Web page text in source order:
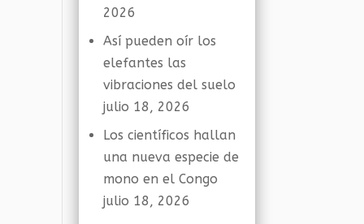
2026
Así pueden oír los
elefantes las
vibraciones del suelo
julio 18, 2026
Los científicos hallan
una nueva especie de
mono en el Congo
julio 18, 2026